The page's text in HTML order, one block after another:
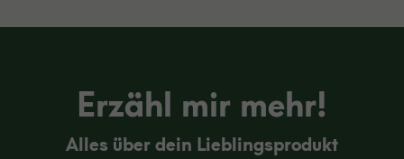
Erzähl mir mehr!
Alles über dein Lieblingsprodukt